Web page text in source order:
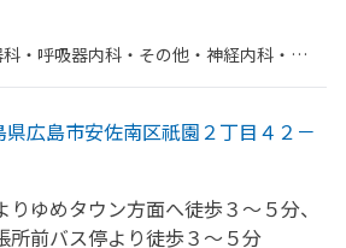
・​呼吸器内科・​その他・​神経内科・​呼
県広島市安佐南区祇園２丁目４２－
り ゆめタウン方面へ徒歩３～５分、
所前バス停より徒歩３～５分